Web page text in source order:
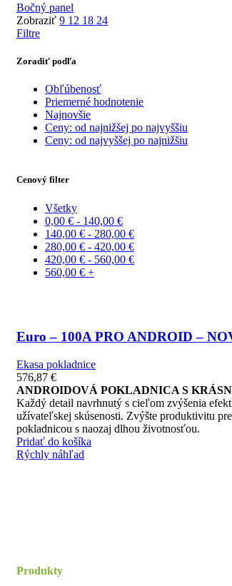
Bočný panel
Zobraziť 9 12 18 24
Filtre
Zoradiť podľa
Obľúbenosť
Priemerné hodnotenie
Najnovšie
Ceny: od najnižšej po najvyššiu
Ceny: od najvyššej po najnižšiu
Cenový filter
Všetky
0,00 € - 140,00 €
140,00 € - 280,00 €
280,00 € - 420,00 €
420,00 € - 560,00 €
560,00 € +
Euro – 100A PRO ANDROID –
Ekasa pokladnice
576,87 €
ANDROIDOVÁ POKLADNICA S
Každý detail navrhnutý s cieľom zvýšenia
užívateľskej skúsenosti. Zvýšte produktivitu
pokladnicou s naozaj dlhou životnosťou.
Pridať do košíka
Rýchly náhľad
Produkty